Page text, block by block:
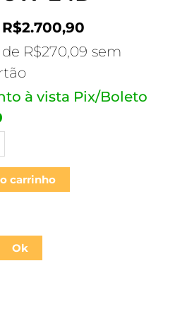
R$2.700,90
R$270,09 sem
à vista Pix/Boleto
carrinho
Ok